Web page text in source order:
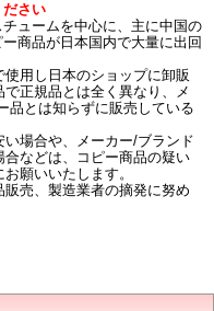
ださい
ュームを中心に、主に中国の
商品が日本国内で大量に出回
用し日本のショップに卸販
正規品とは全く異なり、メ
品とは知らずに販売している
場合や、メーカー/ブランド
などは、コピー商品の疑い
願いいたします。
売、製造業者の摘発に努め